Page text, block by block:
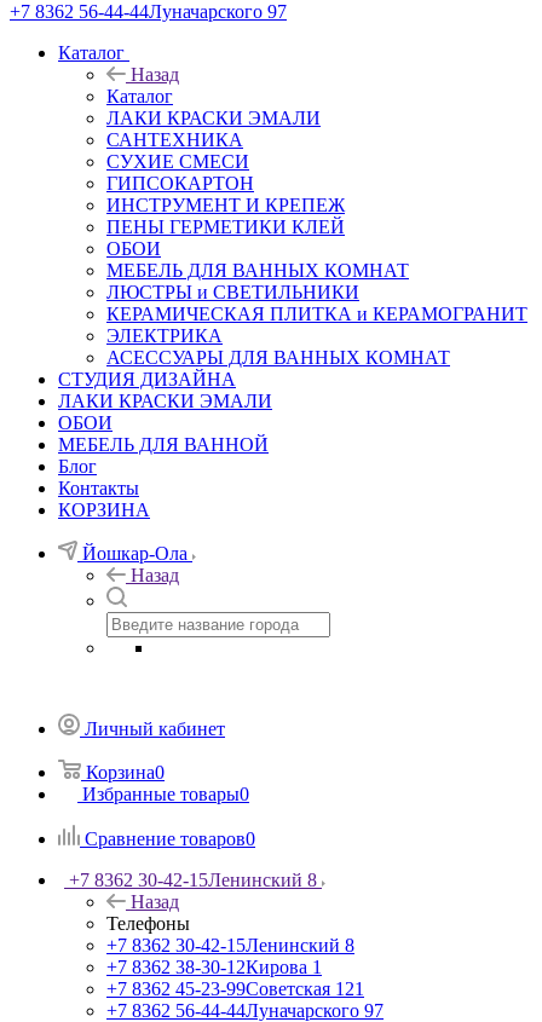
+7 8362 56-44-44Луначарского 97
Каталог
Назад
Каталог
ЛАКИ КРАСКИ ЭМАЛИ
САНТЕХНИКА
СУХИЕ СМЕСИ
ГИПСОКАРТОН
ИНСТРУМЕНТ И КРЕПЕЖ
ПЕНЫ ГЕРМЕТИКИ КЛЕЙ
ОБОИ
МЕБЕЛЬ ДЛЯ ВАННЫХ КОМНАТ
ЛЮСТРЫ и СВЕТИЛЬНИКИ
КЕРАМИЧЕСКАЯ ПЛИТКА и КЕРАМОГРАНИТ
ЭЛЕКТРИКА
АСЕССУАРЫ ДЛЯ ВАННЫХ КОМНАТ
СТУДИЯ ДИЗАЙНА
ЛАКИ КРАСКИ ЭМАЛИ
ОБОИ
МЕБЕЛЬ ДЛЯ ВАННОЙ
Блог
Контакты
КОРЗИНА
Йошкар-Ола
Назад
Личный кабинет
Корзина0
Избранные товары0
Сравнение товаров0
+7 8362 30-42-15Ленинский 8
Назад
Телефоны
+7 8362 30-42-15Ленинский 8
+7 8362 38-30-12Кирова 1
+7 8362 45-23-99Советская 121
+7 8362 56-44-44Луначарского 97